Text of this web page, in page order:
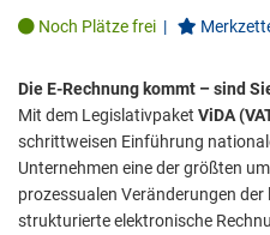
Noch Plätze frei |
Die E-Rechnung kommt – sind
Mit dem Legislativpaket ViDA
schrittweisen Einführung
Unternehmen eine der größten
prozessualen Veränderungen der
strukturierte elektronische